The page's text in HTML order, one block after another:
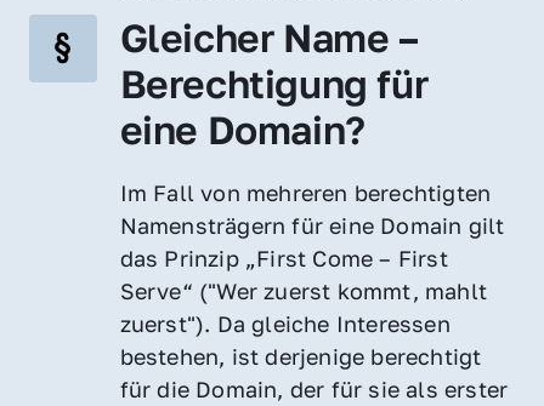
Gleicher Name –
Berechtigung für
eine Domain?
Im Fall von mehreren berechtigten
Namensträgern für eine Domain gilt
das Prinzip „First Come – First
Serve“ ("Wer zuerst kommt, mahlt
zuerst"). Da gleiche Interessen
bestehen, ist derjenige berechtigt
für die Domain, der für sie als erster